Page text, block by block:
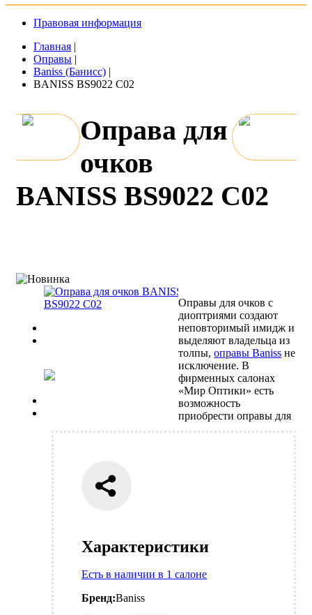
Правовая информация
Главная |
Оправы |
Baniss (Банисс) |
BANISS BS9022 C02
Оправа для
очков
BANISS BS9022 C02
Характеристики
Есть в наличии в 1 салоне
Бренд:Baniss
Оправы для очков с
диоптриями создают
неповторимый имидж и
выделяют владельца из
толпы,оправы Baniss не
исключение. В
фирменных салонах
«Мир Оптики» есть
возможность
приобрести оправы для